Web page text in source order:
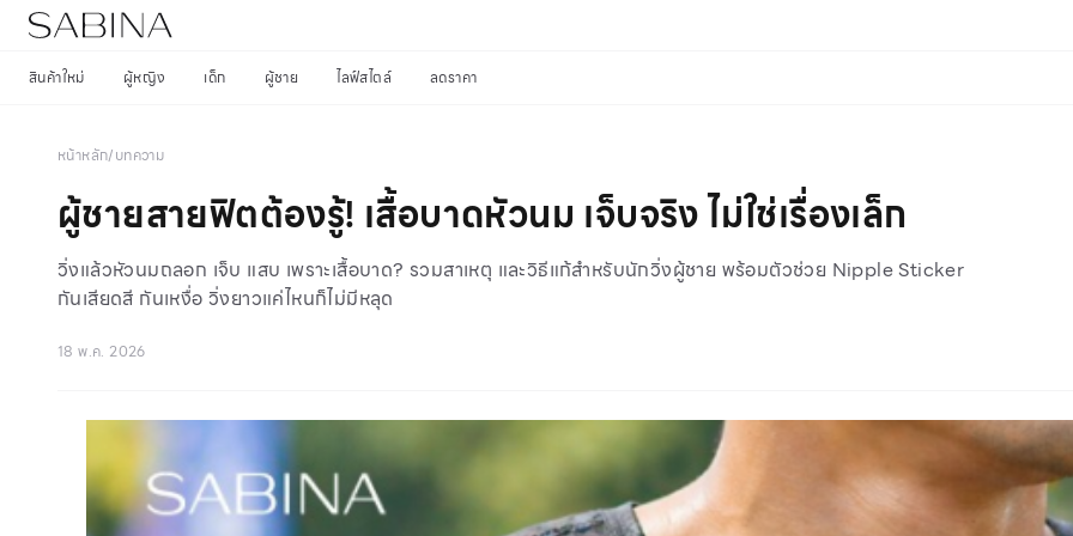
สินค้าใหม่ ผู้หญิง เด็ก ผู้ชาย ไลฟ์สไตล์ ลดราคา
หน้าหลัก/บทความ
ผู้ชายสายฟิตต้องรู้! เสื้อบาดหัวนม เจ็บจริง ไม่ใช่เรื่องเล็ก
วิ่งแล้วหัวนมถลอก เจ็บ แสบ เพราะเสื้อบาด? รวมสาเหตุ และวิธีแก้สำหรับนักวิ่งผู้ชาย พร้อมตัวช่วย Nipple Sticker
กันเสียดสี กันเหงื่อ วิ่งยาวแค่ไหนก็ไม่มีหลุด
18 พ.ค. 2026